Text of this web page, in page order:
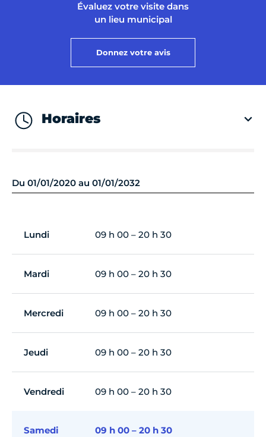
Évaluez votre visite dans
un lieu municipal
Donnez votre avis
Horaires
Du 01/01/2020 au 01/01/2032
Lundi 09 h 00 – 20 h 30
Mardi 09 h 00 – 20 h 30
Mercredi 09 h 00 – 20 h 30
Jeudi 09 h 00 – 20 h 30
Vendredi 09 h 00 – 20 h 30
Samedi 09 h 00 – 20 h 30